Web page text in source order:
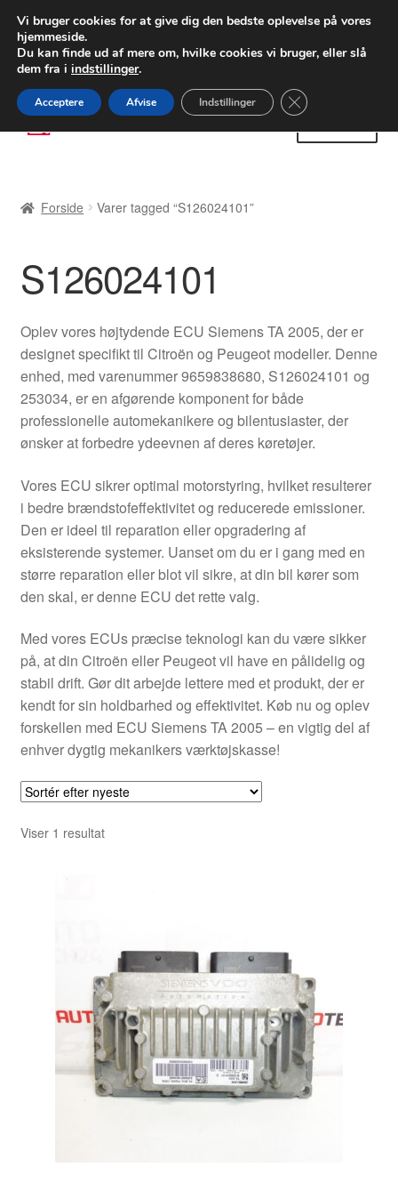
LEVERING fra 55 kr.
FEDEX verdensomspændende forsendelse
80 82 72 02
Spring
til
Spring
til
Betalinger
Kasse
Klageprocedure
Kontakte
Levering
Min Konto
Om os
Privatlivspolitik
Vilkår og betingelser
Forside Varer tagged “S126024101”
S126024101
Oplev vores højtydende ECU Siemens TA 2005, der er
designet specifikt til Citroën og Peugeot modeller. Denne
enhed, med varenummer 9659838680, S126024101 og
253034, er en afgørende komponent for både
professionelle automekanikere og bilentusiaster, der
ønsker at forbedre ydeevnen af deres køretøjer.
Vores ECU sikrer optimal motorstyring, hvilket resulterer
i bedre brændstofeffektivitet og reducerede emissioner.
Den er ideel til reparation eller opgradering af
eksisterende systemer. Uanset om du er i gang med en
større reparation eller blot vil sikre, at din bil kører som
den skal, er denne ECU det rette valg.
Med vores ECUs præcise teknologi kan du være sikker
på, at din Citroën eller Peugeot vil have en pålidelig og
stabil drift. Gør dit arbejde lettere med et produkt, der er
kendt for sin holdbarhed og effektivitet. Køb nu og oplev
forskellen med ECU Siemens TA 2005 – en vigtig del af
enhver dygtig mekanikers værktøjskasse!
Viser 1 resultat
Vi bruger cookies for at give dig den bedste oplevelse på vores
hjemmeside.
Du kan finde ud af mere om, hvilke cookies vi bruger, eller slå
dem fra i indstillinger.
Acceptere Afvise Indstillinger Close GDPR